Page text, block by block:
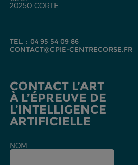
20250 CORTE
TEL. : 04 95 54 09 86
CONTACT@CPIE-CENTRECORSE.FR
CONTACT L’ART
À L’ÉPREUVE DE
L’INTELLIGENCE
ARTIFICIELLE
NOM